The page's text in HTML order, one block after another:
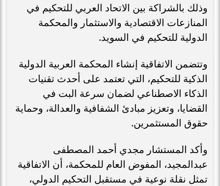
وذلك بالشراكة بين الاتحاد العربي للتحكيم في
المنازعات الاقتصادية والاستثمار والمحكمة
الدولية للتحكيم في السويد.
وتتضمن الاتفاقية إنشاء المحكمة العربية الدولية
الذكية للتحكيم، التي تعتمد على أحدث تقنيات
الذكاء الاصطناعي لضمان سرعة البت في
القضايا، وتعزيز مبادئ الشفافية والعدالة، وحماية
حقوق المستثمرين.
وأكد المستشار مجدي أحمد المصطفى
عبدالمجيد، المفوض العام للمحكمة، أن الاتفاقية
تمثل نقلة نوعية في مستقبل التحكيم الدولي،